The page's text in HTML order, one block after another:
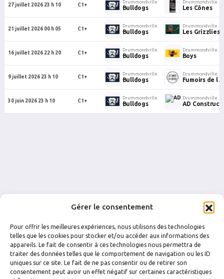
Gérer le consentement
Pour offrir les meilleures expériences, nous utilisons des technologies
telles que les cookies pour stocker et/ou accéder aux informations des
appareils. Le fait de consentir à ces technologies nous permettra de
traiter des données telles que le comportement de navigation ou les ID
uniques sur ce site. Le fait de ne pas consentir ou de retirer son
consentement peut avoir un effet négatif sur certaines caractéristiques
27 juillet 2026 23 h 10 C1+
Drummondville
Bulldogs
Drummondville
Les Cônes
21 juillet 2026 00 h 05 C1+
Drummondville
Bulldogs
Drummondville
Les Grizzlies
16 juillet 2026 22 h 20 C1+
Drummondville
Bulldogs
Drummondville
Boys
9 juillet 2026 23 h 10 C1+
Drummondville
Bulldogs
Drummondville
Fumoirs de l
30 juin 2026 23 h 10 C1+
Drummondville
Bulldogs
Drummondville
AD
FACEBOOK INSTAGRAM